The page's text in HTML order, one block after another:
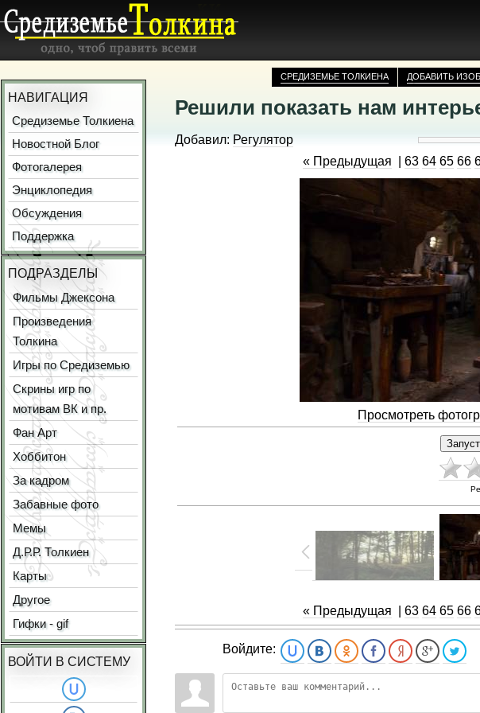
НАВИГАЦИЯ
Средиземье Толкиена
Новостной Блог
Фотогалерея
Энциклопедия
Обсуждения
Поддержка
ПОДРАЗДЕЛЫ
Фильмы Джексона
Произведения
Толкина
Игры по Средиземью
Скрины игр по
мотивам ВК и пр.
Фан Арт
Хоббитон
За кадром
Забавные фото
Мемы
Д.Р.Р. Толкиен
Карты
Другое
Гифки - gif
ВОЙТИ В СИСТЕМУ
Решили показать нам
Добавил: Регулятор
« Предыдущая
63 64 65 66
Просмотреть
« Предыдущая 63 64 65 66
Войдите:
СРЕДИЗЕМЬЕ ТОЛКИЕНА ДОБАВИТЬ